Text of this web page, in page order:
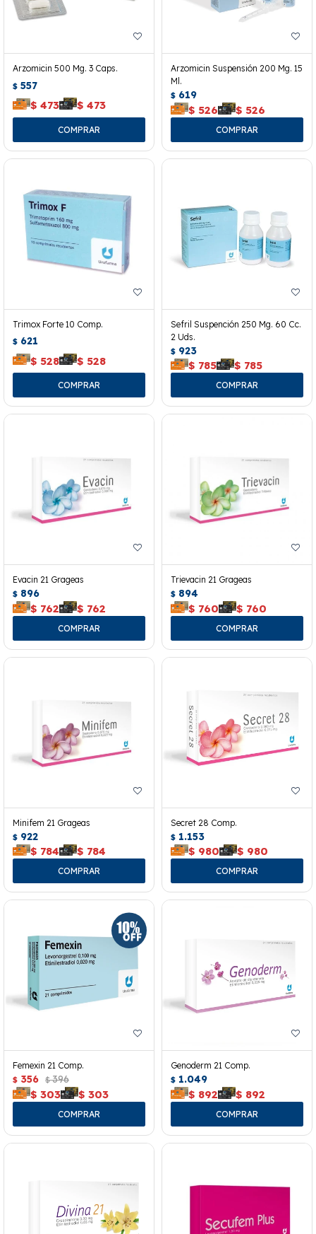
Arzomicin 500 Mg. 3 Caps.
$ 557
$ 473 $ 473
Arzomicin Suspensión 200 Mg. 15
Ml.
$ 619
$ 526 $ 526
Trimox Forte 10 Comp.
$ 621
$ 528 $ 528
Sefril Suspención 250 Mg. 60 Cc.
2 Uds.
$ 923
$ 785 $ 785
Evacin 21 Grageas
$ 896
$ 762 $ 762
Trievacin 21 Grageas
$ 894
$ 760 $ 760
Minifem 21 Grageas
$ 922
$ 784 $ 784
Secret 28 Comp.
$ 1.153
$ 980 $ 980
Femexin 21 Comp.
$ 356 $ 396
$ 303 $ 303
Genoderm 21 Comp.
$ 1.049
$ 892 $ 892